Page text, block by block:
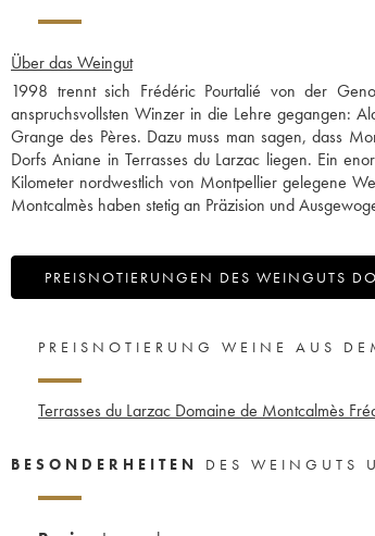
Über das Weingut
1998 trennt sich Frédéric Pourtalié von der
anspruchsvollsten Winzer in die Lehre gegangen:
Grange des Pères. Dazu muss man sagen, dass
Dorfs Aniane in Terrasses du Larzac liegen. Ein
Kilometer nordwestlich von Montpellier gelegene
Montcalmès haben stetig an Präzision und
PREISNOTIERUNGEN DES WEINGUTS
PREISNOTIERUNG WEINE AUS
Terrasses du Larzac Domaine de Montcalmès
BESONDERHEITEN DES WEINGUTS